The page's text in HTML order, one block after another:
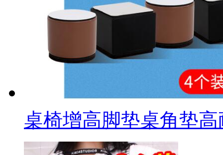
桌椅增高脚垫桌角垫